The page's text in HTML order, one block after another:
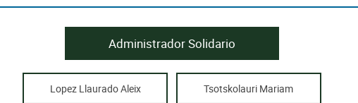
Administrador Solidario
Lopez Llaurado Aleix Tsotskolauri Mariam